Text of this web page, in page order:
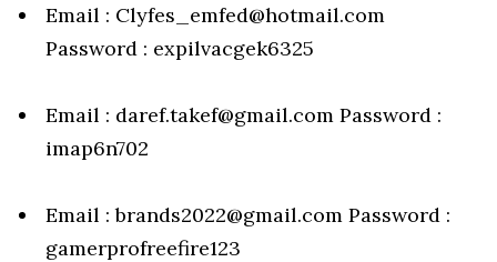
Email : Clyfes_emfed@hotmail.com
Password : expilvacgek6325
Email : daref.takef@gmail.com Password :
imap6n702
Email : brands2022@gmail.com Password :
gamerprofreefire123